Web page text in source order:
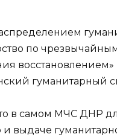
по
гуманитарный
в самом МЧС ДНР
и выдаче